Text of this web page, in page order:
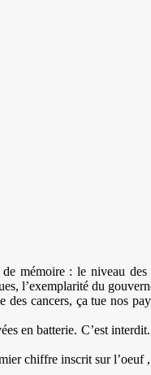
mémoire : le niveau
l’exemplarité du
cancers, ça tue nos
en batterie. C’est
chiffre inscrit sur l’oeuf